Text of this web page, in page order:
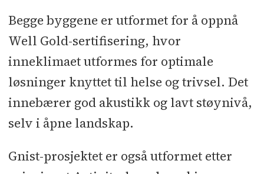
Begge byggene er utformet for å oppnå
Well Gold-sertifisering, hvor
inneklimaet utformes for optimale
løsninger knyttet til helse og trivsel. Det
innebærer god akustikk og lavt støynivå,
selv i åpne landskap.
Gnist-prosjektet er også utformet etter